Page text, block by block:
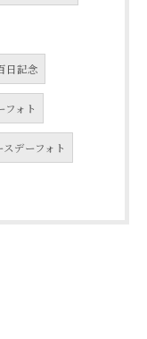
日記念
フォト
スデーフォト